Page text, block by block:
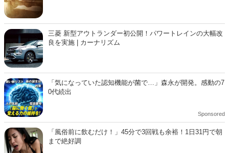
三菱、新型「パジェロ」にS-AWC採用へ！ラダーフレーム
で本格走破性と快適性を両立 | カーナリズム
三菱 新型アウトランダー初公開！パワートレインの大幅改
良を実施 | カーナリズム
「気になっていた認知機能が菌で…」森永が開発。感動の7
0代続出